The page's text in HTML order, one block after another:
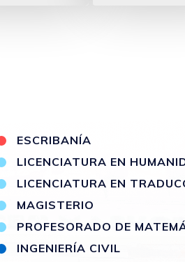
ESCRIBANÍA
LICENCIATURA EN
LICENCIATURA EN
MAGISTERIO
PROFESORADO DE
INGENIERÍA CIVIL